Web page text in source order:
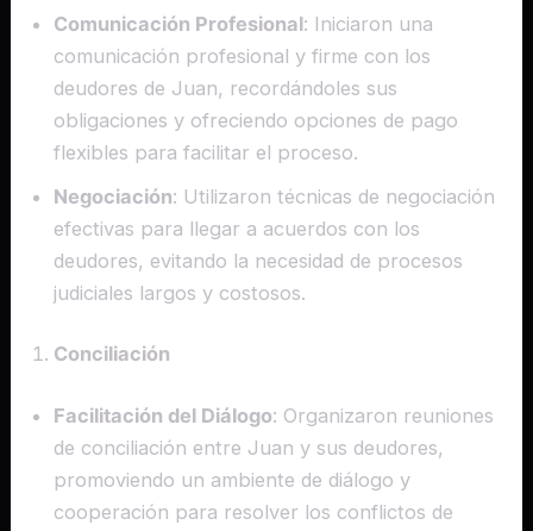
Comunicación Profesional: Iniciaron una
comunicación profesional y firme con los
deudores de Juan, recordándoles sus
obligaciones y ofreciendo opciones de pago
flexibles para facilitar el proceso.
Negociación: Utilizaron técnicas de negociación
efectivas para llegar a acuerdos con los
deudores, evitando la necesidad de procesos
judiciales largos y costosos.
Conciliación
Facilitación del Diálogo: Organizaron reuniones
de conciliación entre Juan y sus deudores,
promoviendo un ambiente de diálogo y
cooperación para resolver los conflictos de